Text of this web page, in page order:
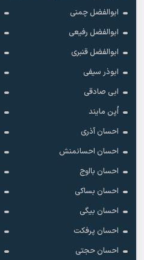
ابوالفضل چمنی
ابوالفضل رفیعی
ابوالفضل قنبری
ابوذر سیفی
ابی صادقی
اُپن مایند
احسان آذری
احسان احسانمنش
احسان بااوج
احسان بساکی
احسان بیگی
احسان پرفکت
احسان حجتی